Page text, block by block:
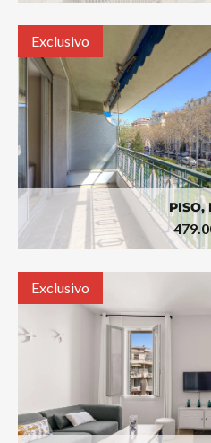
PISO,
Exclusivo
Exclusivo